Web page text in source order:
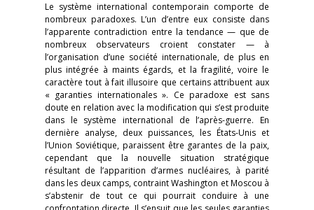
Le système international contemporain comporte de
nombreux paradoxes. L’un d’entre eux consiste dans
l’apparente contradiction entre la tendance — que de
nombreux observateurs croient constater — à
l’organisation d’une société internationale, de plus en
plus intégrée à maints égards, et la fragilité, voire le
caractère tout à fait illusoire que certains attribuent aux
« garanties internationales ». Ce paradoxe est sans
doute en relation avec la modification qui s’est produite
dans le système international de l’après-guerre. En
dernière analyse, deux puissances, les États-Unis et
l’Union Soviétique, paraissent être garantes de la paix,
cependant que la nouvelle situation stratégique
résultant de l’apparition d’armes nucléaires, à parité
dans les deux camps, contraint Washington et Moscou à
s’abstenir de tout ce qui pourrait conduire à une